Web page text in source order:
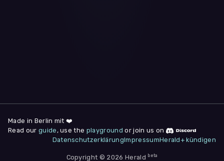
deine Zustimmung jederzeit unter "
am Seitenende widerrufen.
Nur notwendige
Made in Berlin mit ❤️
Read our guide , use the playground or join us on
DatenschutzerklärungImpressumHerald+ kündigen
Copyright © 2026 Herald beta